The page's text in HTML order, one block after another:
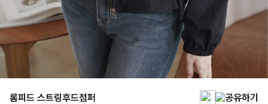
롬피드 스트링후드점퍼